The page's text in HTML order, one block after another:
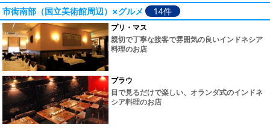
市街南部（国立美術館周辺）×グルメ 14件
プリ・マス
親切で丁寧な接客で雰囲気の良いインドネシア
料理のお店
ブラウ
目で見るだけで楽しい、オランダ式のインドネ
シア料理のお店